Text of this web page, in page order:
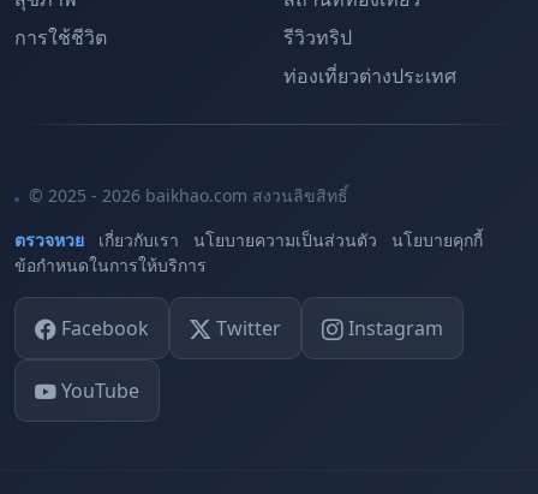
การใช้ชีวิต
รีวิวทริป
ท่องเที่ยวต่างประเทศ
© 2025 - 2026 baikhao.com สงวนลิขสิทธิ์
ตรวจหวย
เกี่ยวกับเรา นโยบายความเป็นส่วนตัว
นโยบายคุกกี้
ข้อกำหนดในการให้บริการ
Facebook Twitter Instagram
YouTube